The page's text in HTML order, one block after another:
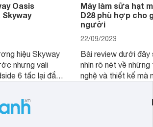
Oasis
Skyway
hiệu Skyway
nhưng vali
6 tấc lại đắt
Máy làm sữa hạt
D28 phù hợp cho
người
22/09/2023
Bài review dưới đây
nhìn rõ nét về những
nghệ và thiết kế mà